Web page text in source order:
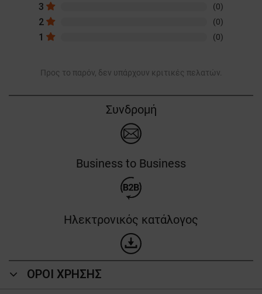
3 (0)
2 (0)
1 (0)
Προς το παρόν, δεν υπάρχουν κριτικές πελατών.
Συνδρομή
Business to Business
Ηλεκτρονικός κατάλογος
ΟΡΟΙ ΧΡΗΣΗΣ